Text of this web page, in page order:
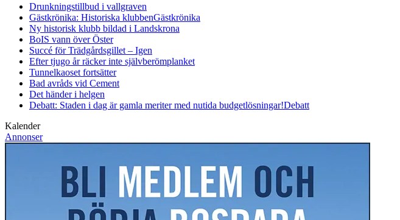
Drunkningstillbud i vallgraven
Gästkrönika: Historiska klubbenGästkrönika
Ny historisk klubb bildad i Landskrona
BoIS vann över Öster
Succé för Trädgårdsgillet – Igen
Efter tjugo år räcker inte självberömplanket
Tunnelkaoset fortsätter
Bad avråds vid Cement
Det händer i helgen
Debatt: Staden i dag är gamla meriter med nutida budgetlösningar!Debatt
Kalender
Annonser